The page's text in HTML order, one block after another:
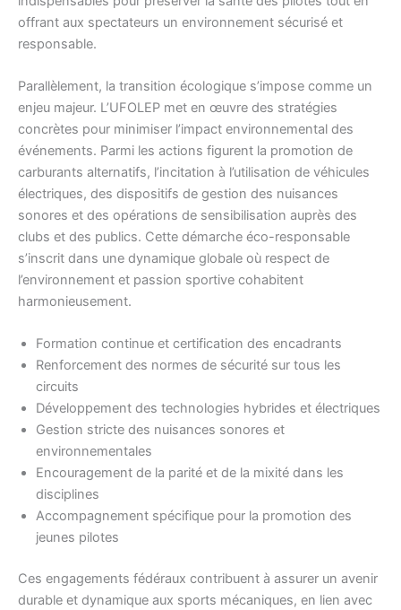
offrant aux spectateurs un environnement sécurisé et
responsable.
Parallèlement, la transition écologique s’impose comme un
enjeu majeur. L’UFOLEP met en œuvre des stratégies
concrètes pour minimiser l’impact environnemental des
événements. Parmi les actions figurent la promotion de
carburants alternatifs, l’incitation à l’utilisation de véhicules
électriques, des dispositifs de gestion des nuisances
sonores et des opérations de sensibilisation auprès des
clubs et des publics. Cette démarche éco-responsable
s’inscrit dans une dynamique globale où respect de
l’environnement et passion sportive cohabitent
harmonieusement.
Formation continue et certification des encadrants
Renforcement des normes de sécurité sur tous les
circuits
Développement des technologies hybrides et électriques
Gestion stricte des nuisances sonores et
environnementales
Encouragement de la parité et de la mixité dans les
disciplines
Accompagnement spécifique pour la promotion des
jeunes pilotes
Ces engagements fédéraux contribuent à assurer un avenir
durable et dynamique aux sports mécaniques, en lien avec